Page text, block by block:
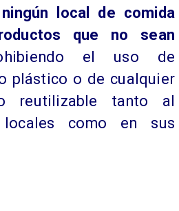
ningún local de comida
que no sean
el uso de
plástico o de cualquier
reutilizable tanto al
como en sus